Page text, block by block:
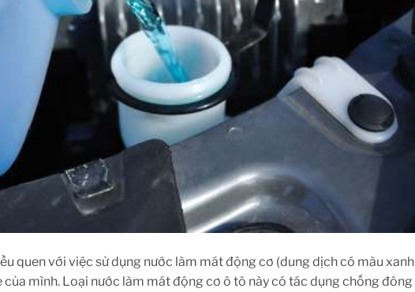
quen với việc sử dụng nước làm mát động cơ (dung dịch có màu xanh
của mình. Loại nước làm mát động cơ ô tô này có tác dụng chống đông